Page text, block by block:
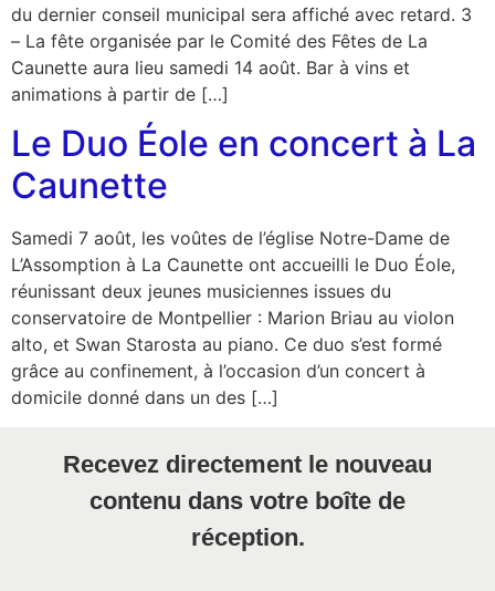
du dernier conseil municipal sera affiché avec retard. 3
– La fête organisée par le Comité des Fêtes de La
Caunette aura lieu samedi 14 août. Bar à vins et
animations à partir de […]
Le Duo Éole en concert à La
Caunette
Samedi 7 août, les voûtes de l’église Notre-Dame de
L’Assomption à La Caunette ont accueilli le Duo Éole,
réunissant deux jeunes musiciennes issues du
conservatoire de Montpellier : Marion Briau au violon
alto, et Swan Starosta au piano. Ce duo s’est formé
grâce au confinement, à l’occasion d’un concert à
domicile donné dans un des […]
Recevez directement le nouveau
contenu dans votre boîte de
réception.